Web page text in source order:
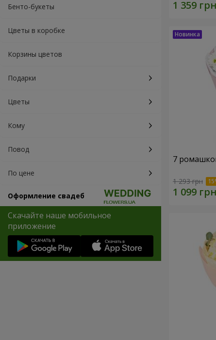
Бенто-букеты
Цветы в коробке
Корзины цветов
Подарки
Цветы
Кому
Повод
По цене
Оформление свадеб
Скачайте наше мобильное
приложение
7
1 293 грн